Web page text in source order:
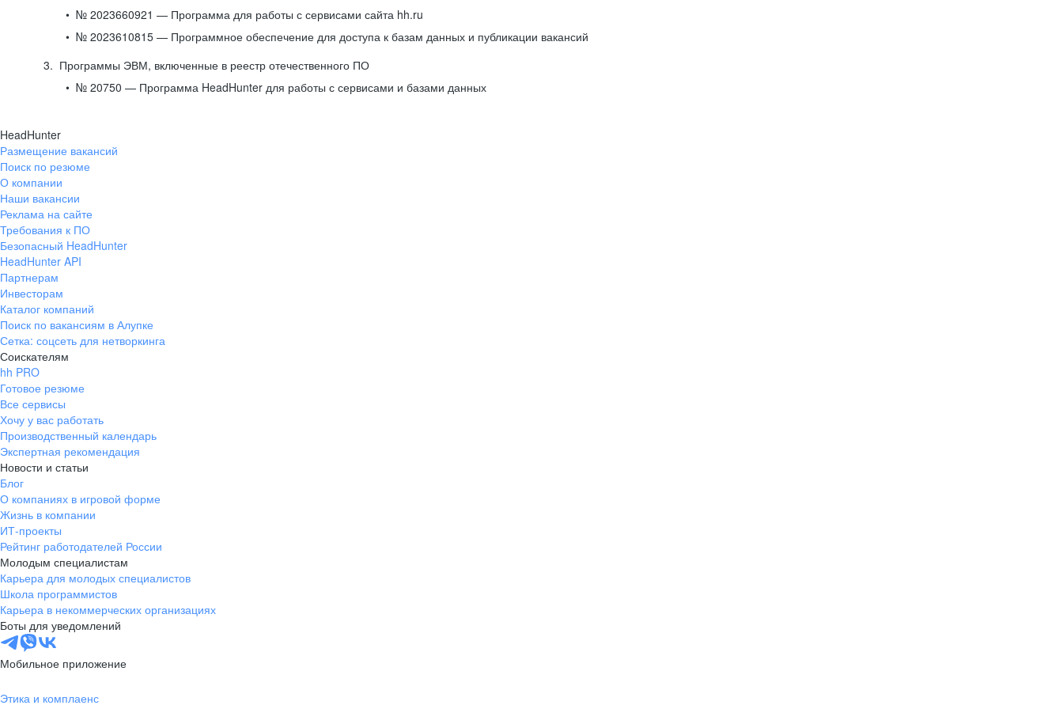
№ 2023660921 — Программа для работы с сервисами сайта hh.ru
№ 2023610815 — Программное обеспечение для доступа к базам данных и публикации вакансий
Программы ЭВМ, включенные в реестр отечественного ПО
№ 20750 — Программа HeadHunter для работы с сервисами и базами данных
HeadHunter
Размещение вакансий
Поиск по резюме
О компании
Наши вакансии
Реклама на сайте
Требования к ПО
Безопасный HeadHunter
HeadHunter API
Партнерам
Инвесторам
Каталог компаний
Поиск по вакансиям в Алупке
Сетка: соцсеть для нетворкинга
Соискателям
hh PRO
Готовое резюме
Все сервисы
Хочу у вас работать
Производственный календарь
Экспертная рекомендация
Новости и статьи
Блог
О компаниях в игровой форме
Жизнь в компании
ИТ-проекты
Рейтинг работодателей России
Молодым специалистам
Карьера для молодых специалистов
Школа программистов
Карьера в некоммерческих организациях
Боты для уведомлений
Мобильное приложение
Этика и комплаенс